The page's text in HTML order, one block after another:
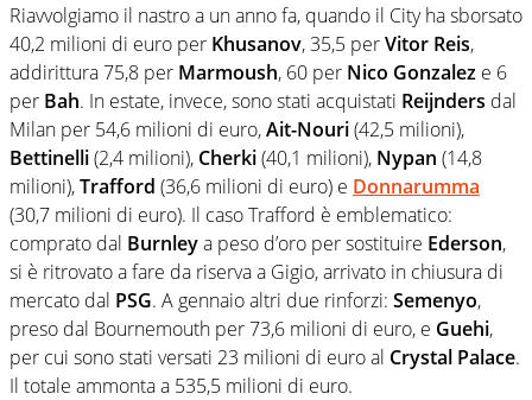
Riavvolgiamo il nastro a un anno fa, quando il City ha sborsato
40,2 milioni di euro per Khusanov, 35,5 perVitor Reis,
addirittura 75,8 per Marmoush, 60 per Nico Gonzalez e 6
per Bah. In estate, invece, sono stati acquistati Reijnders dal
Milan per 54,6 milioni di euro,Ait-Nouri(42,5 milioni),
Bettinelli(2,4 milioni), Cherki(40,1 milioni), Nypan (14,8
milioni),Trafford (36,6 milioni di euro) e Donnarumma
(30,7 milioni di euro). Il caso Trafford è emblematico:
comprato dal Burnleya peso d’oro per sostituire Ederson,
si è ritrovato a fare da riserva a Gigio, arrivato in chiusura di
mercato dal PSG. A gennaio altri due rinforzi: Semenyo,
preso dal Bournemouth per 73,6 milioni di euro, e Guehi,
per cui sono stati versati 23 milioni di euro al Crystal Palace.
Il totale ammonta a 535,5 milioni di euro.